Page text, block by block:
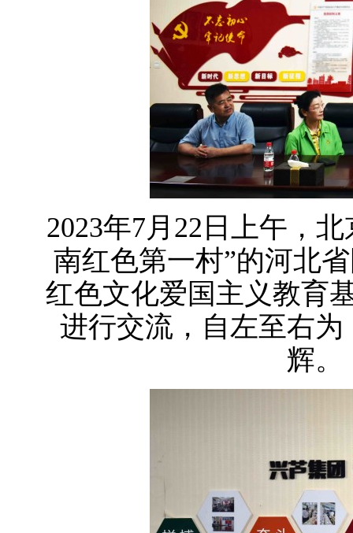
2023年7月22日上午，
南红色第一村”的河北
红色文化爱国主义教育
进行交流，自左至右
辉。